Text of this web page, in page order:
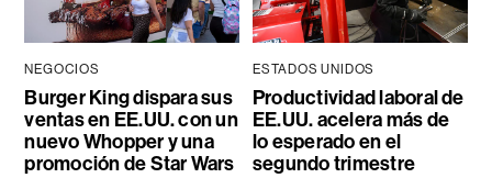
NEGOCIOS
Burger King dispara sus
ventas en EE.UU. con un
nuevo Whopper y una
promoción de Star Wars
ESTADOS UNIDOS
Productividad laboral de
EE.UU. acelera más de
lo esperado en el
segundo trimestre